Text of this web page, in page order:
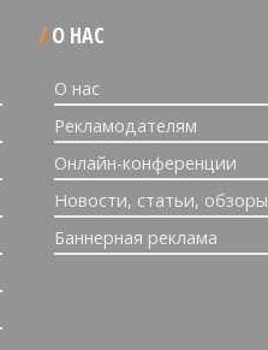
О НАС
О нас
Рекламодателям
Онлайн-конференции
Новости, статьи, обзоры
Баннерная реклама